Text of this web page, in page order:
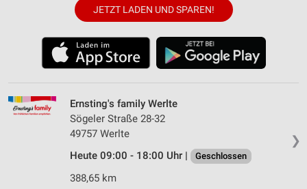
JETZT LADEN UND SPAREN!
❯
Ernsting's family Werlte
Sögeler Straße 28-32
49757 Werlte
Heute 09:00 - 18:00 Uhr |
Geschlossen
388,65 km